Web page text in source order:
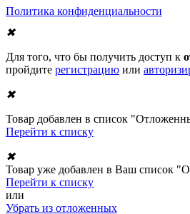
Политика конфиденциальности
✖
Для того, что бы получить доступ к
пройдите регистрацию или
✖
Товар добавлен в список
Перейти к списку
✖
Товар уже добавлен в Ваш список
Перейти к списку
или
Убрать из отложенных